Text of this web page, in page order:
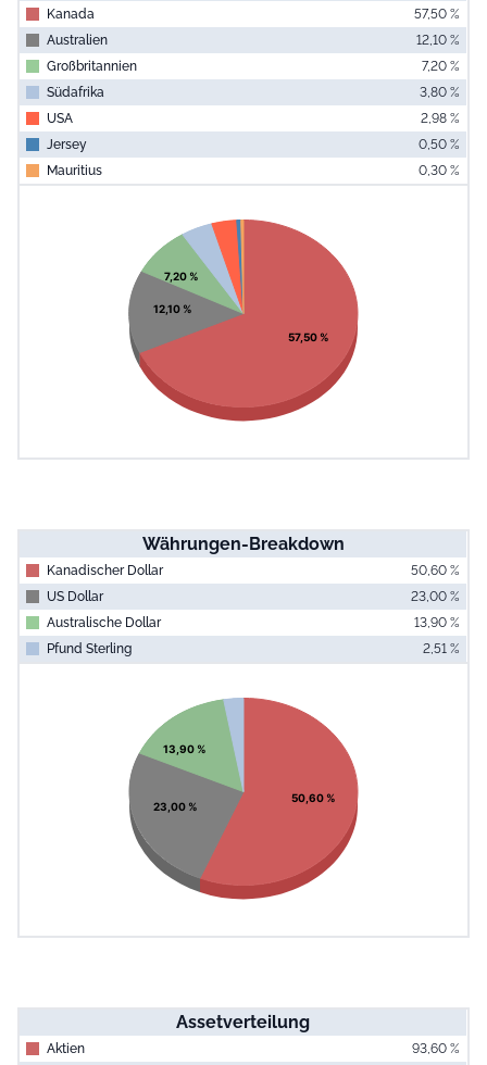
Kanada
57,50 %
Australien
12,10 %
Großbritannien
7,20 %
Südafrika
3,80 %
USA
2,98 %
Jersey
0,50 %
Mauritius
0,30 %
Pie chart with 7 slices.
View as data table, Chart
57,50 %
12,10 %
7,20 %
Währungen-Breakdown
Kanadischer Dollar
50,60 %
US Dollar
23,00 %
Australische Dollar
13,90 %
Pfund Sterling
2,51 %
Pie chart with 4 slices.
View as data table, Chart
50,60 %
23,00 %
13,90 %
Assetverteilung
Aktien
93,60 %